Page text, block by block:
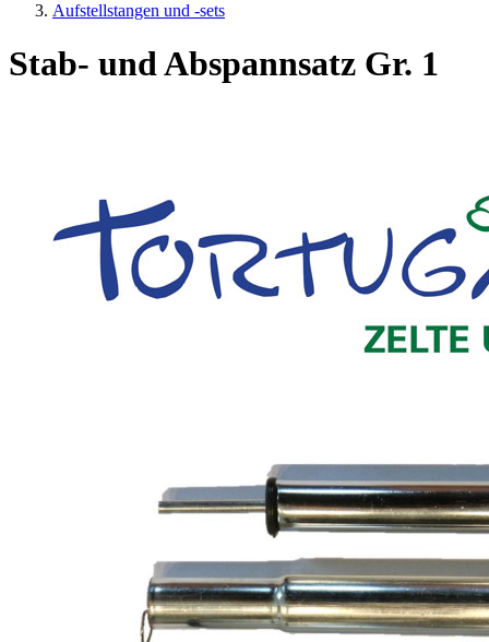
Aufstellstangen und -sets
Stab- und Abspannsatz Gr. 1